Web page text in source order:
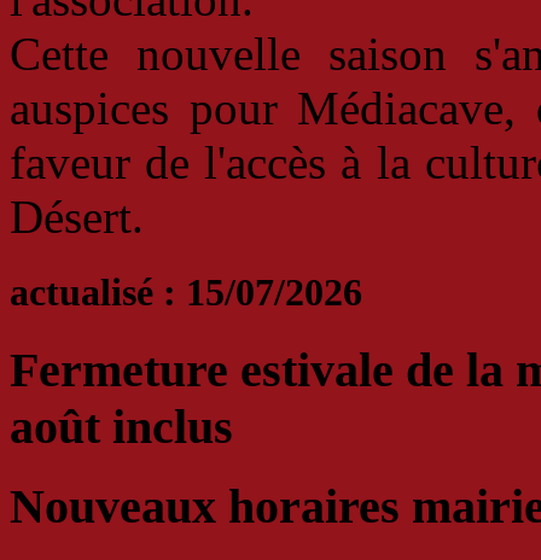
Cette nouvelle saison
auspices pour
faveur de l'accès à la
Désert.
actualisé : 15/07/2026
Fermeture estivale de la
août inclus
Nouveaux horaires